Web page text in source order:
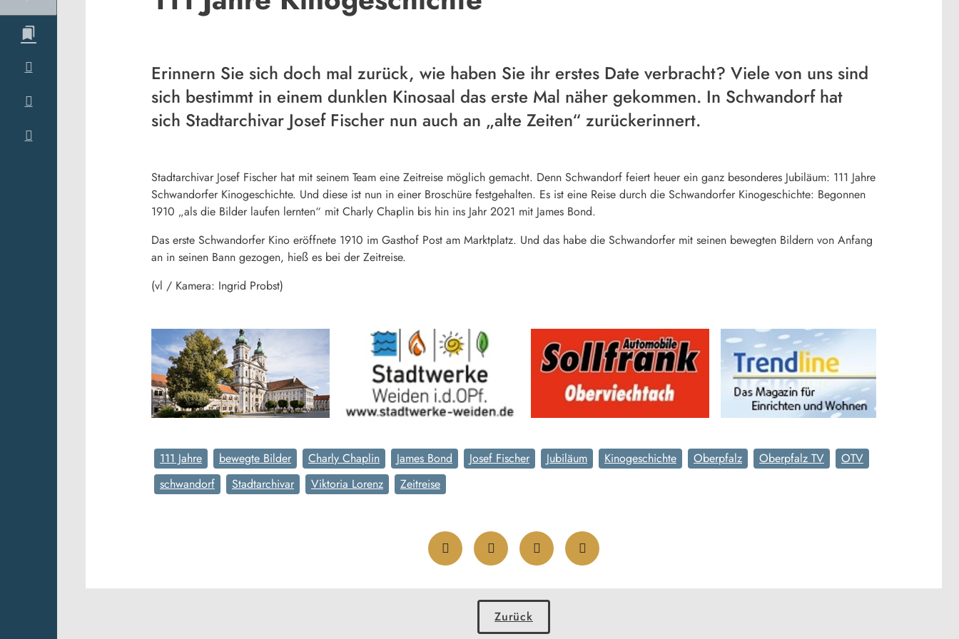
Erinnern Sie sich doch mal zurück, wie haben Sie ihr erstes Date verbracht? Viele von uns sind
sich bestimmt in einem dunklen Kinosaal das erste Mal näher gekommen. In Schwandorf hat
sich Stadtarchivar Josef Fischer nun auch an „alte Zeiten“ zurückerinnert.
Stadtarchivar Josef Fischer hat mit seinem Team eine Zeitreise möglich gemacht. Denn Schwandorf feiert heuer ein ganz besonderes Jubiläum: 111 Jahre
Schwandorfer Kinogeschichte. Und diese ist nun in einer Broschüre festgehalten. Es ist eine Reise durch die Schwandorfer Kinogeschichte: Begonnen
1910 „als die Bilder laufen lernten“ mit Charly Chaplin bis hin ins Jahr 2021 mit James Bond.
Das erste Schwandorfer Kino eröffnete 1910 im Gasthof Post am Marktplatz. Und das habe die Schwandorfer mit seinen bewegten Bildern von Anfang
an in seinen Bann gezogen, hieß es bei der Zeitreise.
(vl / Kamera: Ingrid Probst)
111 Jahre bewegte Bilder Charly Chaplin James Bond Josef Fischer Jubiläum Kinogeschichte Oberpfalz Oberpfalz TV
OTV
schwandorf
Stadtarchivar Viktoria Lorenz Zeitreise
Zurück